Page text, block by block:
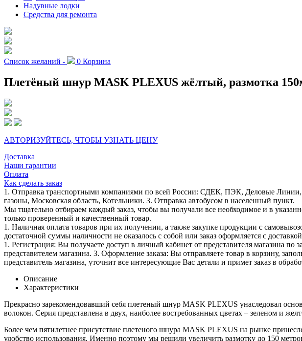
Надувные лодки
Средства для ремонта
Список желаний - 0 Корзина
Плетёный шнур MASK PLEXUS жёлтый, размотка
АВТОРИЗУЙТЕСЬ, ЧТОБЫ УЗНАТЬ ЦЕНУ
Доставка
Наши гарантии
Оплата
Как сделать заказ
1. Отправка транспортными компаниями по всей России: СДЕК, ПЭК, Деловые Линии,
газоны, Московская область, Котельники. 3. Отправка автобусом в населенный пункт.
Мы тщательно отбираем каждый заказ, чтобы вы получали все необходимое и в
только проверенный и качественный товар.
1. Наличная оплата товаров при их получении, а также закупке продукции с
достаточной суммы наличности не оказалось с собой или заказ оформляется с
1. Регистрация: Вы получаете доступ в личный кабинет от представителя магазина
представителем магазина. 3. Оформление заказа: Вы отправляете товар в корзину,
представитель магазина, уточнит все интересующие Вас детали и примет заказ в
Описание
Характеристики
Прекрасно зарекомендовавший себя плетеный шнур MASK PLEXUS унаследовал
волокон. Серия представлена в двух, наиболее востребованных цветах – зеленом и
Более чем пятилетнее присутствие плетеного шнура MASK PLEXUS на рынке
удобство использования. Именно поэтому мы решили увеличить размотку до 150